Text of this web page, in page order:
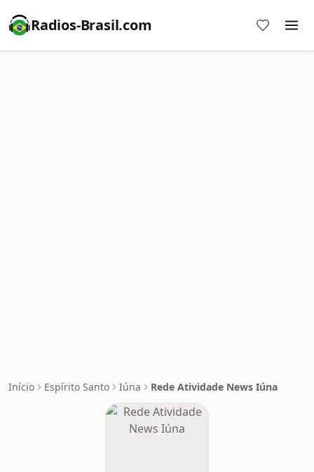
Radios-Brasil.com
Início Espírito Santo Iúna Rede Atividade News Iúna